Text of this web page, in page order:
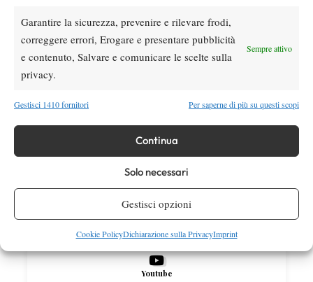
Garantire la sicurezza, prevenire e rilevare frodi,
correggere errori, Erogare e presentare pubblicità
e contenuto, Salvare e comunicare le scelte sulla
privacy.
Sempre attivo
Gestisci 1410 fornitori Per saperne di più su questi scopi
Continua
Solo necessari
Gestisci opzioni
Cookie PolicyDichiarazione sulla PrivacyImprint
SOCIAL
Instagram
Youtube